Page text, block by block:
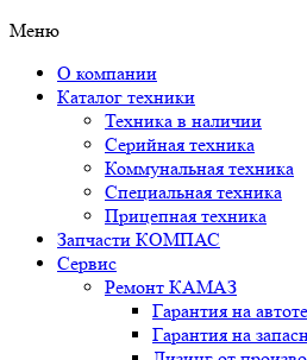
Меню
О компании
Каталог техники
Техника в наличии
Серийная техника
Коммунальная техника
Специальная техника
Прицепная техника
Запчасти КОМПАС
Сервис
Ремонт КАМАЗ
Гарантия на
Гарантия на